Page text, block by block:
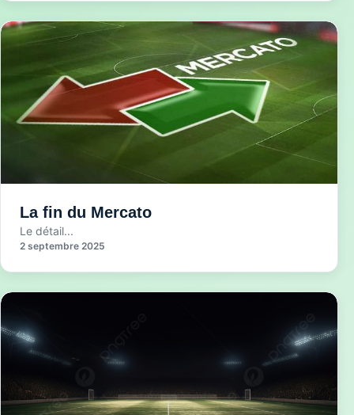
La fin du Mercato
Le détail...
2 septembre 2025